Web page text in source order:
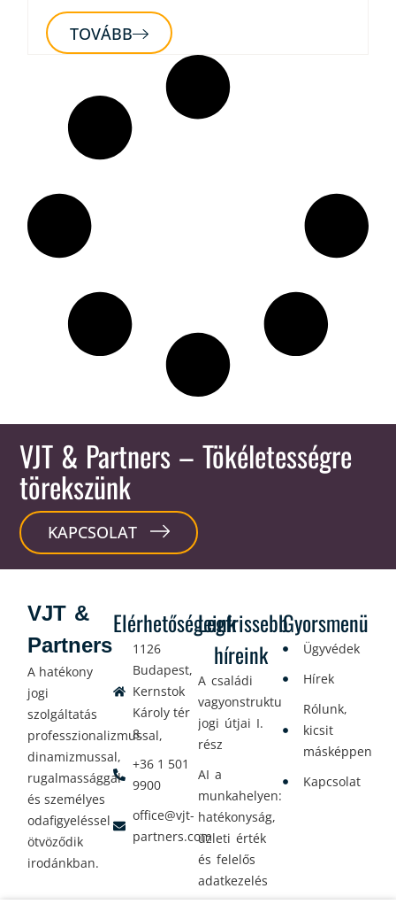
TOVÁBB
VJT & Partners – Tökéletességre
törekszünk
KAPCSOLAT
Elérhetőségeink
1126
Budapest,
Kernstok
Károly tér
8.
+36 1 501
9900
office@vjt-
partners.com
Legfrissebb
híreink
A családi
vagyonstrukturálás
jogi útjai I.
rész
AI a
munkahelyen:
hatékonyság,
üzleti érték
és felelős
adatkezelés
Gyorsmenü
Ügyvédek
Hírek
Rólunk,
kicsit
másképpen
Kapcsolat
VJT &
Partners
A hatékony
jogi
szolgáltatás
professzionalizmussal,
dinamizmussal,
rugalmassággal
és személyes
odafigyeléssel
ötvöződik
irodánkban.